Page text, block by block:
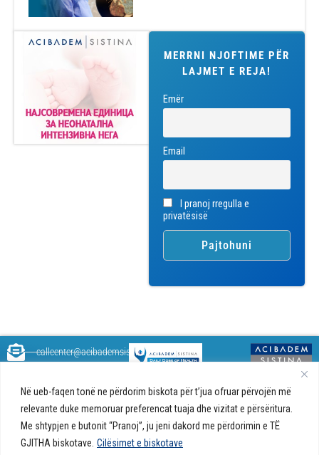
Në ueb-faqen tonë ne përdorim biskota për t’jua ofruar përvojën më
relevante duke memoruar preferencat tuaja dhe vizitat e përsëritura.
Me shtypjen e butonit “Pranoj”, ju jeni dakord me përdorimin e TË
GJITHA biskotave. Cilësimet e biskotave
MERRNI NJOFTIME PËR
LAJMET E REJA!
Emër
Email
I pranoj rregulla e
privatësisë
këshilla shëndetësore rreth
shëndetit tuaj. Ne kemi krijuar
një ueb portal që do t'ju ofrojë
përgjigjet e pyetjeve tuaja në
callcenter@acibademsistina.mk
Ul. Skupi 5A Shkup
Sistina - Bëhet
fjalë për jetën!